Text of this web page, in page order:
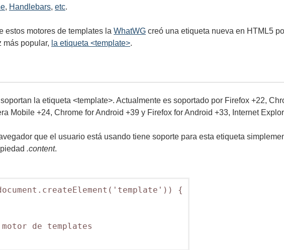
, Handlebars, etc.
estos motores de templates la WhatWG creó una etiqueta nueva en HTML5
más popular, la etiqueta <template>.
la etiqueta <template>. Actualmente es soportado por Firefox +22,
Mobile +24, Chrome for Android +39 y Firefox for Android +33, Internet
que el usuario está usando tiene soporte para esta etiqueta
.content.
{
de templates